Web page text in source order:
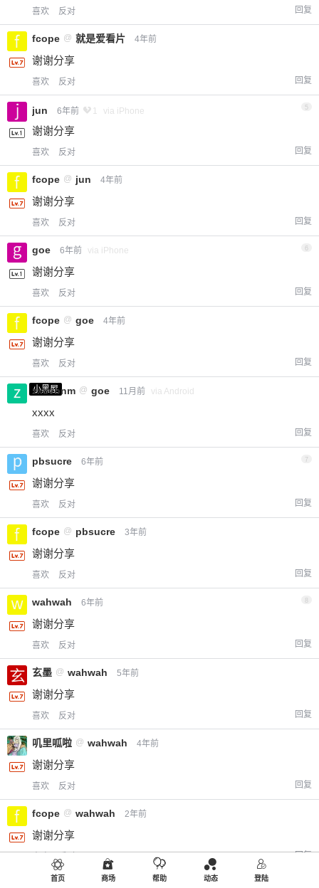
喜欢 反对 回复
fcope @ 就是爱看片 4年前
谢谢分享
喜欢 反对 回复
jun 6年前 1 via iPhone 5
谢谢分享
喜欢 反对 回复
fcope @ jun 4年前
谢谢分享
喜欢 反对 回复
goe 6年前 via iPhone
谢谢分享
喜欢 反对 回复
fcope @ goe 4年前
谢谢分享
喜欢 反对 回复
小黑屋
zxcvbnm @ goe 11月前 via Android
xxxx
喜欢 反对 回复
pbsucre 6年前 7
谢谢分享
喜欢 反对 回复
fcope @ pbsucre 3年前
谢谢分享
喜欢 反对 回复
wahwah 6年前
谢谢分享
喜欢 反对 回复
玄墨 @ wahwah 5年前
谢谢分享
喜欢 反对 回复
叽里呱啦 @ wahwah 4年前
谢谢分享
喜欢 反对 回复
fcope @ wahwah 2年前
谢谢分享
回复
小胖海海 fcope
首页 商场 帮助 动态 登陆